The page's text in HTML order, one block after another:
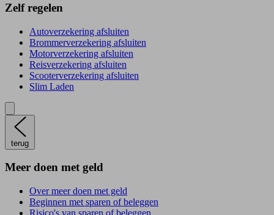
Zelf regelen
Autoverzekering afsluiten
Brommerverzekering afsluiten
Motorverzekering afsluiten
Reisverzekering afsluiten
Scooterverzekering afsluiten
Slim Laden
terug
Meer doen met geld
Over meer doen met geld
Beginnen met sparen of beleggen